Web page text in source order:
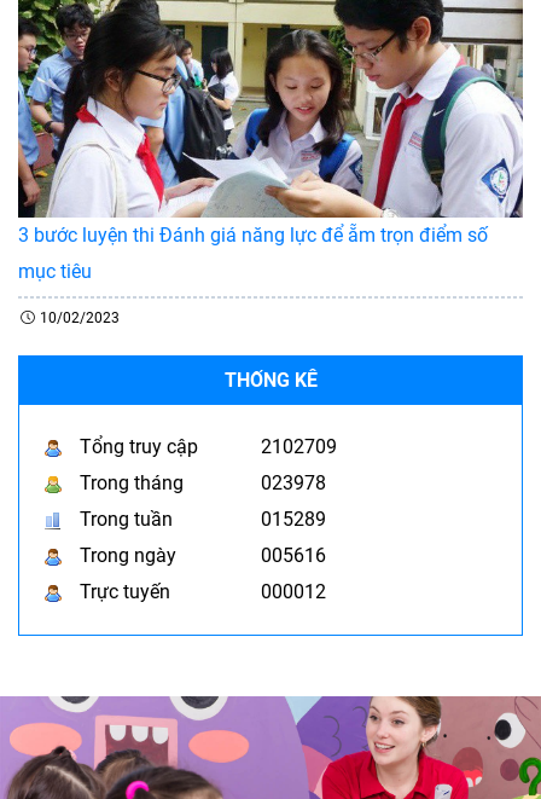
3 bước luyện thi Đánh giá năng lực để ẵm trọn điểm số
mục tiêu
10/02/2023
THỐNG KÊ
Tổng truy cập
2102709
Trong tháng
023978
Trong tuần
015289
Trong ngày
005616
Trực tuyến
000012